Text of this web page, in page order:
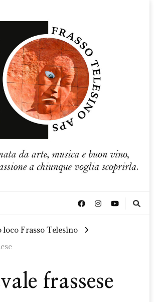
loco Frasso Telesino
frassese